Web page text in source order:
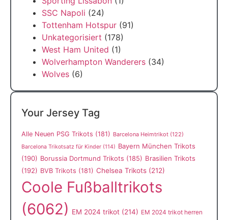
SSC Napoli (24)
Tottenham Hotspur (91)
Unkategorisiert (178)
West Ham United (1)
Wolverhampton Wanderers (34)
Wolves (6)
Your Jersey Tag
Alle Neuen PSG Trikots (181) Barcelona Heimtrikot (122)
Barcelona Trikotsatz für Kinder (114) Bayern München Trikots
(190) Borussia Dortmund Trikots (185) Brasilien Trikots
(192) BVB Trikots (181) Chelsea Trikots (212)
Coole Fußballtrikots
(6062) EM 2024 trikot (214) EM 2024 trikot herren